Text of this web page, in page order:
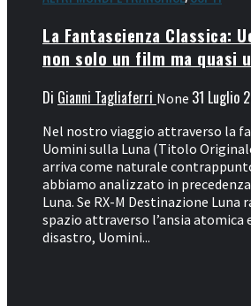
La Fantascienza Classica:
non solo un film ma quasi
Di Gianni Tagliaferri None 31 Luglio
Nel nostro viaggio attraverso la
Uomini sulla Luna (Titolo
arriva come naturale
abbiamo analizzato in
Luna. Se RX-M Destinazione Luna
spazio attraverso l’ansia atomica
disastro, Uomini...